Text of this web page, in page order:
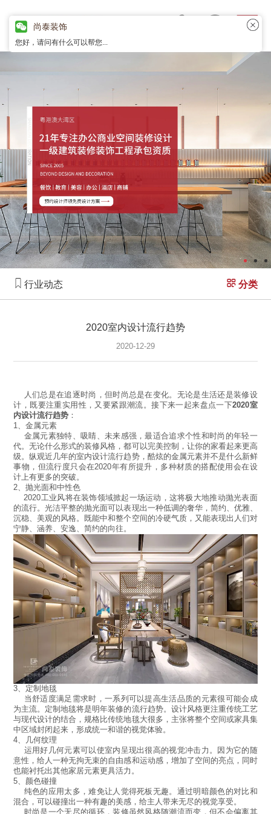
行业动态 分类
2020室内设计流行趋势
2020-12-29
人们总是在追逐时尚，但时尚总是在变化。无论是生活还是装修设
计，既要注重实用性，又要紧跟潮流。接下来一起来盘点一下2020室
内设计流行趋势 ：
1、金属元素
金属元素独特、吸睛、未来感强，最适合追求个性和时尚的年轻一
代。无论什么形式的装修风格，都可以完美控制，让你的家看起来更高
级。纵观近几年的室内设计流行趋势，酷炫的金属元素并不是什么新鲜
事物，但流行度只会在2020年有所提升，多种材质的搭配使用会在设
计上有更多的突破。
2、抛光面和中性色
2020工业风将在装饰领域掀起一场运动，这将极大地推动抛光表面
的流行。光洁平整的抛光面可以表现出一种低调的奢华，简约、优雅、
沉稳、美观的风格。既能中和整个空间的冷硬气质，又能表现出人们对
宁静、涵养、安逸、简约的向往。
3、定制地毯
当舒适度满足需求时，一系列可以提高生活品质的元素很可能会成
为主流。定制地毯将是明年装修的流行趋势。设计风格更注重传统工艺
与现代设计的结合，规格比传统地毯大很多，主张将整个空间或家具集
中区域封闭起来，形成统一和谐的视觉体验。
4、几何纹理
运用好几何元素可以使室内呈现出很高的视觉冲击力。因为它的随
意性，给人一种无拘无束的自由感和运动感，增加了空间的亮点，同时
也能衬托出其他家居元素更具活力。
5、颜色碰撞
纯色的应用太多，难免让人觉得死板无趣。通过明暗颜色的对比和
混合，可以碰撞出一种有趣的美感，给主人带来无尽的视觉享受。
时尚是一个无尽的循环，装修虽然风格随潮流而变，但不会偏离其
尚泰装饰
您好，请问有什么可以帮您...